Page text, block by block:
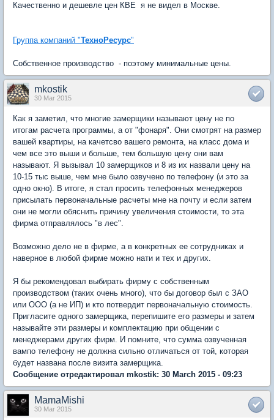
Качественно и дешевле цен КВЕ я не видел в Москве.
Группа компаний "ТехноРесурс"
Собственное производство - поэтому минимальные цены.
mkostik
30 Mar 2015
Как я заметил, что многие замерщики называют цену не по
итогам расчета программы, а от "фонаря". Они смотрят на размер
вашей квартиры, на качетсво вашего ремонта, на класс дома и
чем все это выши и больше, тем большую цену они вам
называют. Я вызывал 10 замерщиков и 8 из их назвали цену на
10-15 тыс выше, чем мне было озвучено по телефону (и это за
одно окно). В итоге, я стал просить телефонных менеджеров
присылать первоначальные расчеты мне на почту и если затем
они не могли обяснить причину увеличения стоимости, то эта
фирма отправлялось "в лес".
Возможно дело не в фирме, а в конкретных ее сотрудниках и
наверное в любой фирме можно нати и тех и других.
Я бы рекомендовал выбирать фирму с собственным
производством (таких очень много), что бы договор был с ЗАО
или ООО (а не ИП) и кто потвердит первоначальную стоимость.
Пригласите одного замерщика, перепишите его размеры и затем
называйте эти размеры и комплектацию при общении с
менеджерами других фирм. И помните, что сумма озвученная
вампо телефону не должна сильно отличаться от той, которая
будет названа после визита замерщика.
Сообщение отредактировал mkostik: 30 March 2015 - 09:23
MamaMishi
30 Mar 2015